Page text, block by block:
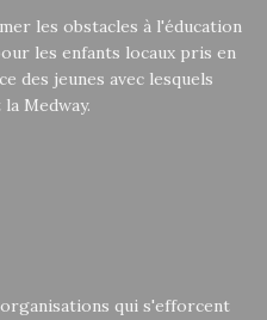
les obstacles à l'éducation
les enfants locaux pris en
des jeunes avec lesquels
Medway.
qui s'efforcent